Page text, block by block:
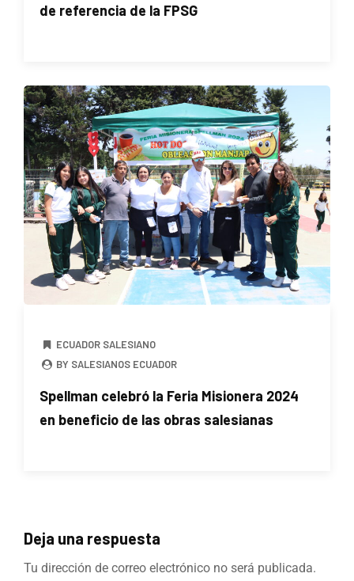
de referencia de la FPSG
ECUADOR SALESIANO
BY SALESIANOS ECUADOR
Spellman celebró la Feria Misionera 2024
en beneficio de las obras salesianas
Deja una respuesta
Tu dirección de correo electrónico no será publicada.